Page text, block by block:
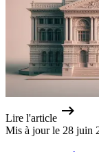
Lire l'article
Mis à jour le 28 juin